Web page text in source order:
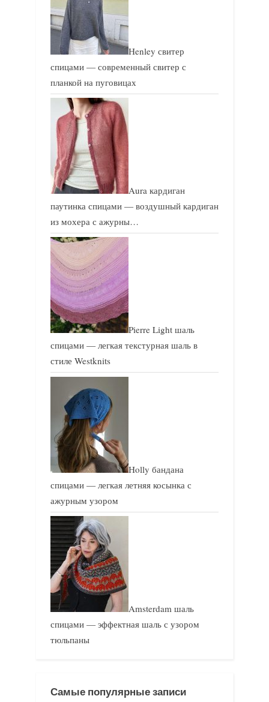
Henley свитер
спицами — современный свитер с
планкой на пуговицах
Aura кардиган
паутинка спицами — воздушный кардиган
из мохера с ажурны…
Pierre Light шаль
спицами — легкая текстурная шаль в
стиле Westknits
Holly бандана
спицами — легкая летняя косынка с
ажурным узором
Amsterdam шаль
спицами — эффектная шаль с узором
тюльпаны
Самые популярные записи